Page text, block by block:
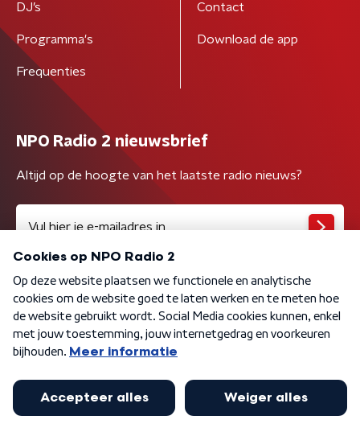
DJ’s
Programma's
Frequenties
Contact
Download de app
NPO Radio 2 nieuwsbrief
Altijd op de hoogte van het laatste radio nieuws?
Algemene voorwaarden